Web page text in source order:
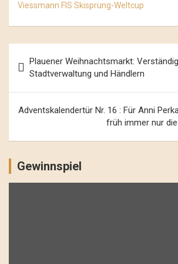
Viessmann FIS Skisprung-Weltcup
Navigation
Plauener Weihnachtsmarkt:
Stadtverwaltung und Händlern
Adventskalendertür Nr. 16 : Für Anni
früh immer nur
Gewinnspiel